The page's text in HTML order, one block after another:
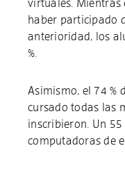
virtuales. Mientras
haber participado
anterioridad, los
%.
Asimismo, el 74 %
cursado todas las
inscribieron. Un 55
computadoras de